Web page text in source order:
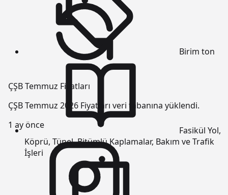
ÇŞB Temmuz Fiyatları
ÇŞB Temmuz 2026 Fiyatları veri tabanına yüklendi.
1 ay önce
Birim ton
Fasikül Yol,
Köprü, Tünel, Bitümlü Kaplamalar, Bakım ve Trafik
İşleri